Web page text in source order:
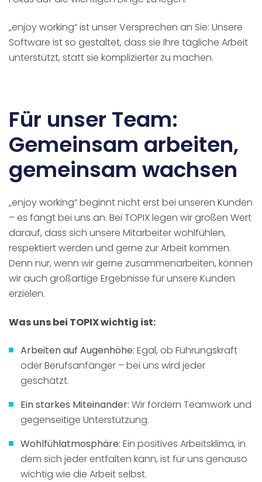
„enjoy working“ ist unser Versprechen an Sie: Unsere
Software ist so gestaltet, dass sie Ihre tägliche Arbeit
unterstützt, statt sie komplizierter zu machen.
Für unser Team:
Gemeinsam arbeiten,
gemeinsam wachsen
„enjoy working“ beginnt nicht erst bei unseren Kunden
– es fängt bei uns an. Bei TOPIX legen wir großen Wert
darauf, dass sich unsere Mitarbeiter wohlfühlen,
respektiert werden und gerne zur Arbeit kommen.
Denn nur, wenn wir gerne zusammenarbeiten, können
wir auch großartige Ergebnisse für unsere Kunden
erzielen.
Was uns bei TOPIX wichtig ist:
Arbeiten auf Augenhöhe: Egal, ob Führungskraft
oder Berufsanfänger – bei uns wird jeder
geschätzt.
Ein starkes Miteinander: Wir fördern Teamwork und
gegenseitige Unterstützung.
Wohlfühlatmosphäre: Ein positives Arbeitsklima, in
dem sich jeder entfalten kann, ist für uns genauso
wichtig wie die Arbeit selbst.